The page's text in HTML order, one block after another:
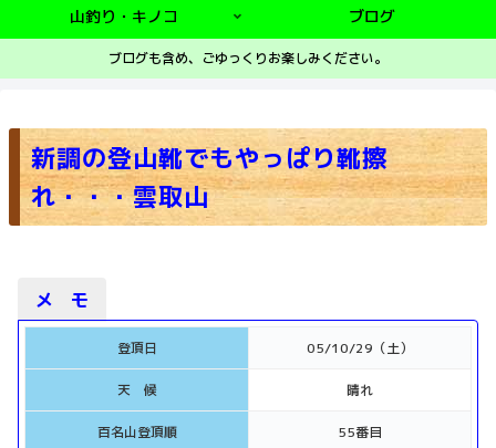
山釣り・キノコ ブログ
ブログも含め、ごゆっくりお楽しみください。
新調の登山靴でもやっぱり靴擦
れ・・・雲取山
メ モ
登頂日 05/10/29（土）
天 候 晴れ
百名山登頂順 55番目